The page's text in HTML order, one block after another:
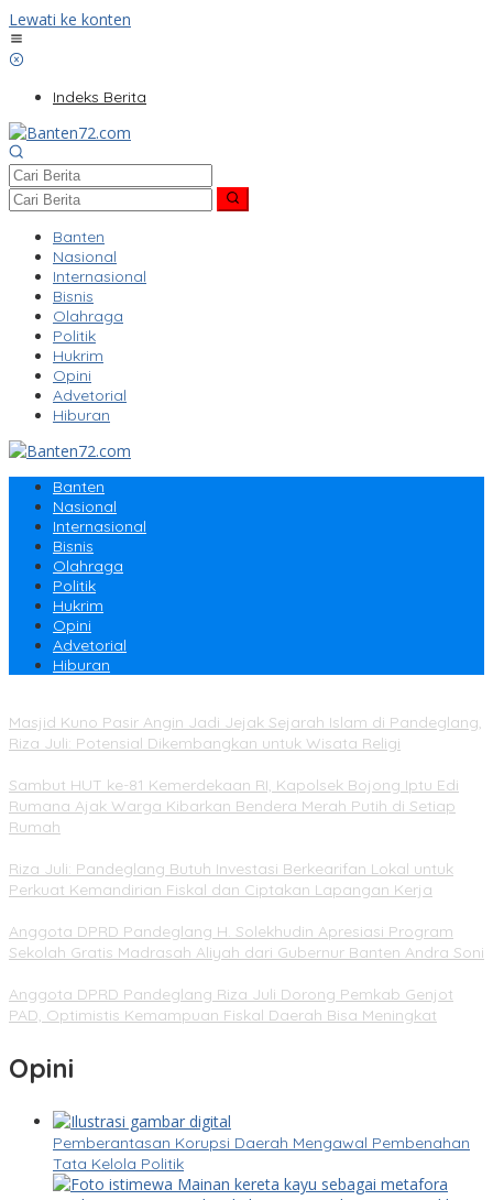
Lewati ke konten
Indeks Berita
Banten
Nasional
Internasional
Bisnis
Olahraga
Politik
Hukrim
Opini
Advetorial
Hiburan
Banten
Nasional
Internasional
Bisnis
Olahraga
Politik
Hukrim
Opini
Advetorial
Hiburan
Masjid Kuno Pasir Angin Jadi Jejak Sejarah Islam di Pandeglang,
Riza Juli: Potensial Dikembangkan untuk Wisata Religi
Sambut HUT ke-81 Kemerdekaan RI, Kapolsek Bojong Iptu Edi
Rumana Ajak Warga Kibarkan Bendera Merah Putih di Setiap
Rumah
Riza Juli: Pandeglang Butuh Investasi Berkearifan Lokal untuk
Perkuat Kemandirian Fiskal dan Ciptakan Lapangan Kerja
Anggota DPRD Pandeglang H. Solekhudin Apresiasi Program
Sekolah Gratis Madrasah Aliyah dari Gubernur Banten Andra Soni
Anggota DPRD Pandeglang Riza Juli Dorong Pemkab Genjot
PAD, Optimistis Kemampuan Fiskal Daerah Bisa Meningkat
Opini
Pemberantasan Korupsi Daerah Mengawal Pembenahan
Tata Kelola Politik